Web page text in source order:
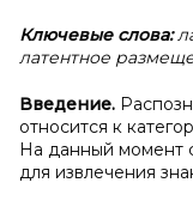
Ключевые слова:
латентное
Введение.
относится к
На данный момент
для извлечения